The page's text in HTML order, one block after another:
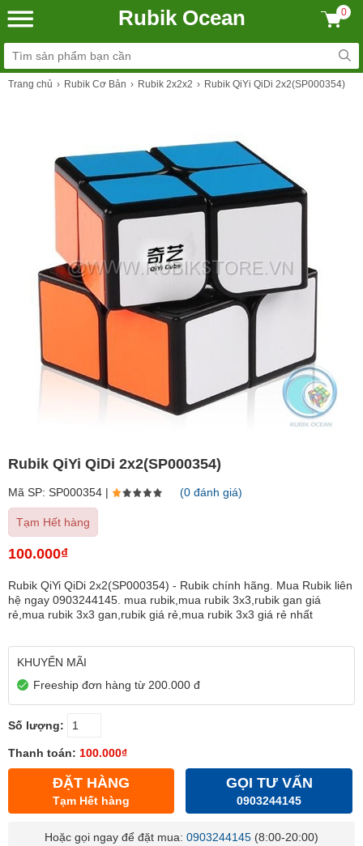
Rubik Ocean 0
Trang chủ Rubik Cơ Bản Rubik 2x2x2 Rubik QiYi QiDi 2x2(SP000354)
Rubik QiYi QiDi 2x2(SP000354)
Mã SP: SP000354 | (0 đánh giá)
Tạm Hết hàng
100.000₫
Rubik QiYi QiDi 2x2(SP000354) - Rubik chính hãng. Mua Rubik liên
hệ ngay 0903244145. mua rubik,mua rubik 3x3,rubik gan giá
rẻ,mua rubik 3x3 gan,rubik giá rẻ,mua rubik 3x3 giá rẻ nhất
KHUYẾN MÃI
Freeship đơn hàng từ 200.000 đ
Số lượng:
Thanh toán: 100.000₫
ĐẶT HÀNG
Tạm Hết hàng
GỌI TƯ VẤN
0903244145
Hoặc gọi ngay để đặt mua: 0903244145 (8:00-20:00)